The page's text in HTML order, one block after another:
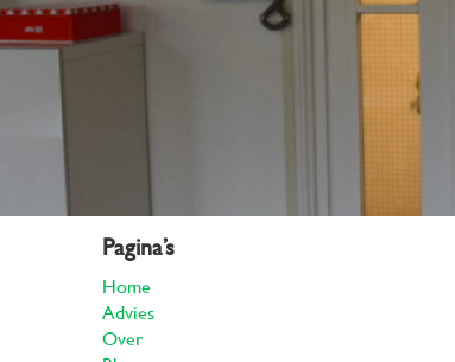
Pagina’s
Home
Advies
Over